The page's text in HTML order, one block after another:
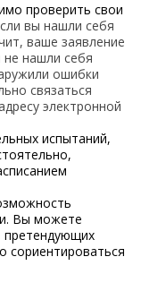
проверить свои
вы нашли себя
ваше заявление
нашли себя
ошибки
связаться
электронной
испытаний,
Вы можете
претендующих
сориентироваться